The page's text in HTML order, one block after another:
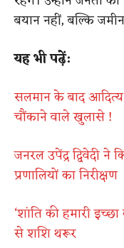
बयान नहीं, बल्कि
यह भी पढ़ें:
सलमान के बाद
चौंकाने वाले खुलासे !
जनरल उपेंद्र द्विवेदी ने
प्रणालियों का निरीक्षण
‘शांति की हमारी
से शशि थरूर